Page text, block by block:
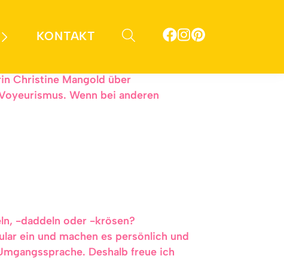
KONTAKT
Christine Mangold über
Wenn bei anderen
-daddeln oder -krösen?
ein und machen es persönlich und
Deshalb freue ich